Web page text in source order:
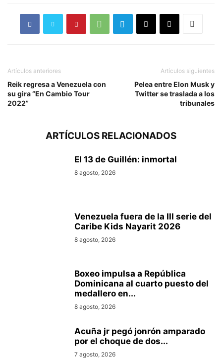
Artículos anteriores
Reik regresa a Venezuela con
su gira “En Cambio Tour
2022”
Artículos siguientes
Pelea entre Elon Musk y
Twitter se traslada a los
tribunales
ARTÍCULOS RELACIONADOS
El 13 de Guillén: inmortal
8 agosto, 2026
Venezuela fuera de la III serie del
Caribe Kids Nayarit 2026
8 agosto, 2026
Boxeo impulsa a República
Dominicana al cuarto puesto del
medallero en...
8 agosto, 2026
Acuña jr pegó jonrón amparado
por el choque de dos...
7 agosto, 2026